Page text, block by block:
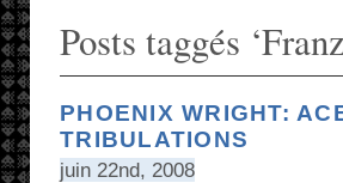
Posts taggés
PHOENIX WRIGHT:
TRIBULATIONS
juin 22nd, 2008